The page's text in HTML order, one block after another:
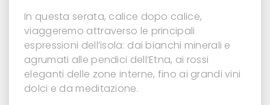
In questa serata, calice dopo calice,
viaggeremo attraverso le principali
espressioni dell’isola: dai bianchi minerali e
agrumati alle pendici dell’Etna, ai rossi
eleganti delle zone interne, fino ai grandi vini
dolci e da meditazione.